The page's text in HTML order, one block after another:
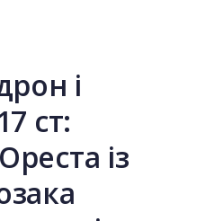
і
ст:
із